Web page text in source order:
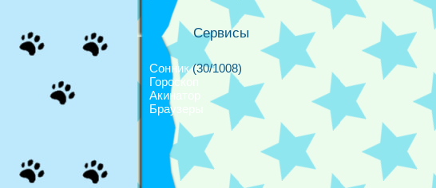
Сервисы
Сонник(30/1008)
Гороскоп
Акинатор
Браузеры